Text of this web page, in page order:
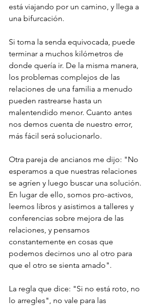
está viajando por un camino, y llega a
una bifurcación.
Si toma la senda equivocada, puede
terminar a muchos kilómetros de
donde quería ir. De la misma manera,
los problemas complejos de las
relaciones de una familia a menudo
pueden rastrearse hasta un
malentendido menor. Cuanto antes
nos demos cuenta de nuestro error,
más fácil será solucionarlo.
Otra pareja de ancianos me dijo: "No
esperamos a que nuestras relaciones
se agríen y luego buscar una solución.
En lugar de ello, somos pro-activos,
leemos libros y asistimos a talleres y
conferencias sobre mejora de las
relaciones, y pensamos
constantemente en cosas que
podemos decirnos uno al otro para
que el otro se sienta amado".
La regla que dice: "Si no está roto, no
lo arregles", no vale para las